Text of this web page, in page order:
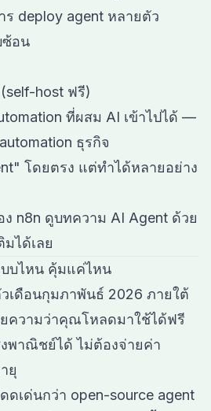
deploy agent หลายตัว
ซ้อน
host ฟรี)
ที่ผสม AI เข้าไปได้ —
ธุรกิจ
โดยตรง แต่ทำได้หลายอย่าง
ง n8n ดูบทความ AI Agent ด้วย
มได้เลย
บบไหน คุ้มแค่ไหน
วเดือนกุมภาพันธ์ 2026 ภายใต้
ความว่าคุณโหลดมาใช้ได้ฟรี
พาณิชย์ได้ ไม่ต้องจ่ายค่า
ยุ
ดเด่นกว่า open-source agent